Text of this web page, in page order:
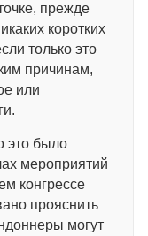
прежде
коротких
только это
причинам,
или
это было
мероприятий
конгрессе
прояснить
могут